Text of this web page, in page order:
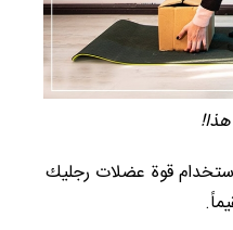
قوة عضلات رجليك